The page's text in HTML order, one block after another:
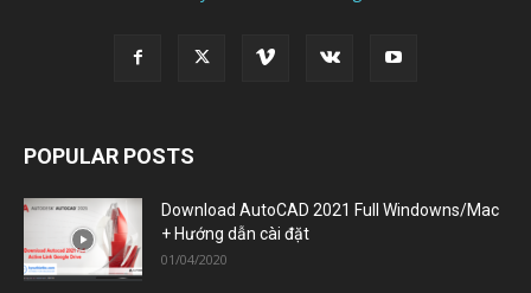
POPULAR POSTS
Download AutoCAD 2021 Full Windowns/Mac
+ Hướng dẫn cài đặt
01/04/2020